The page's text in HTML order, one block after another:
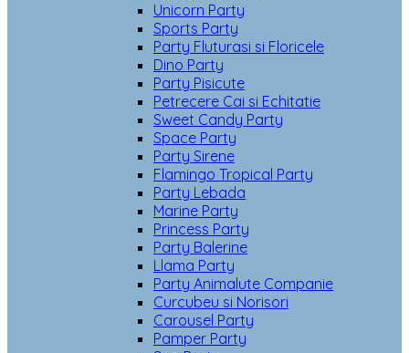
Unicorn Party
Sports Party
Party Fluturasi si Floricele
Dino Party
Party Pisicute
Petrecere Cai si Echitatie
Sweet Candy Party
Space Party
Party Sirene
Flamingo Tropical Party
Party Lebada
Marine Party
Princess Party
Party Balerine
Llama Party
Party Animalute Companie
Curcubeu si Norisori
Carousel Party
Pamper Party